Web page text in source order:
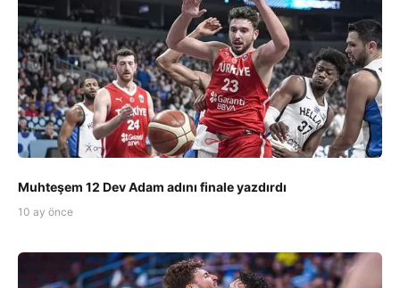
Muhteşem 12 Dev Adam adını finale yazdırdı
10 ay önce